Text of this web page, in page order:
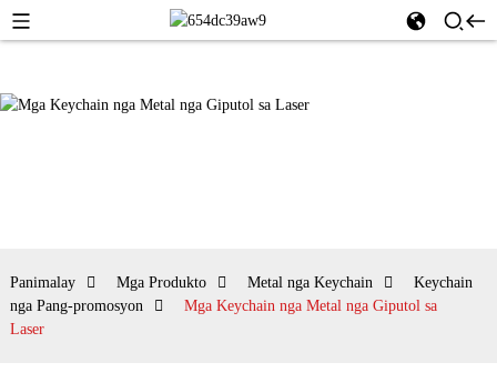
Panimalay Mga Produkto Metal nga Keychain
Keychain
nga Pang-promosyon
Mga Keychain nga Metal nga Giputol sa
Laser